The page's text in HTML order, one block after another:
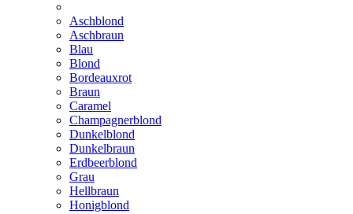
Aschblond
Aschbraun
Blau
Blond
Bordeauxrot
Braun
Caramel
Champagnerblond
Dunkelblond
Dunkelbraun
Erdbeerblond
Grau
Hellbraun
Honigblond